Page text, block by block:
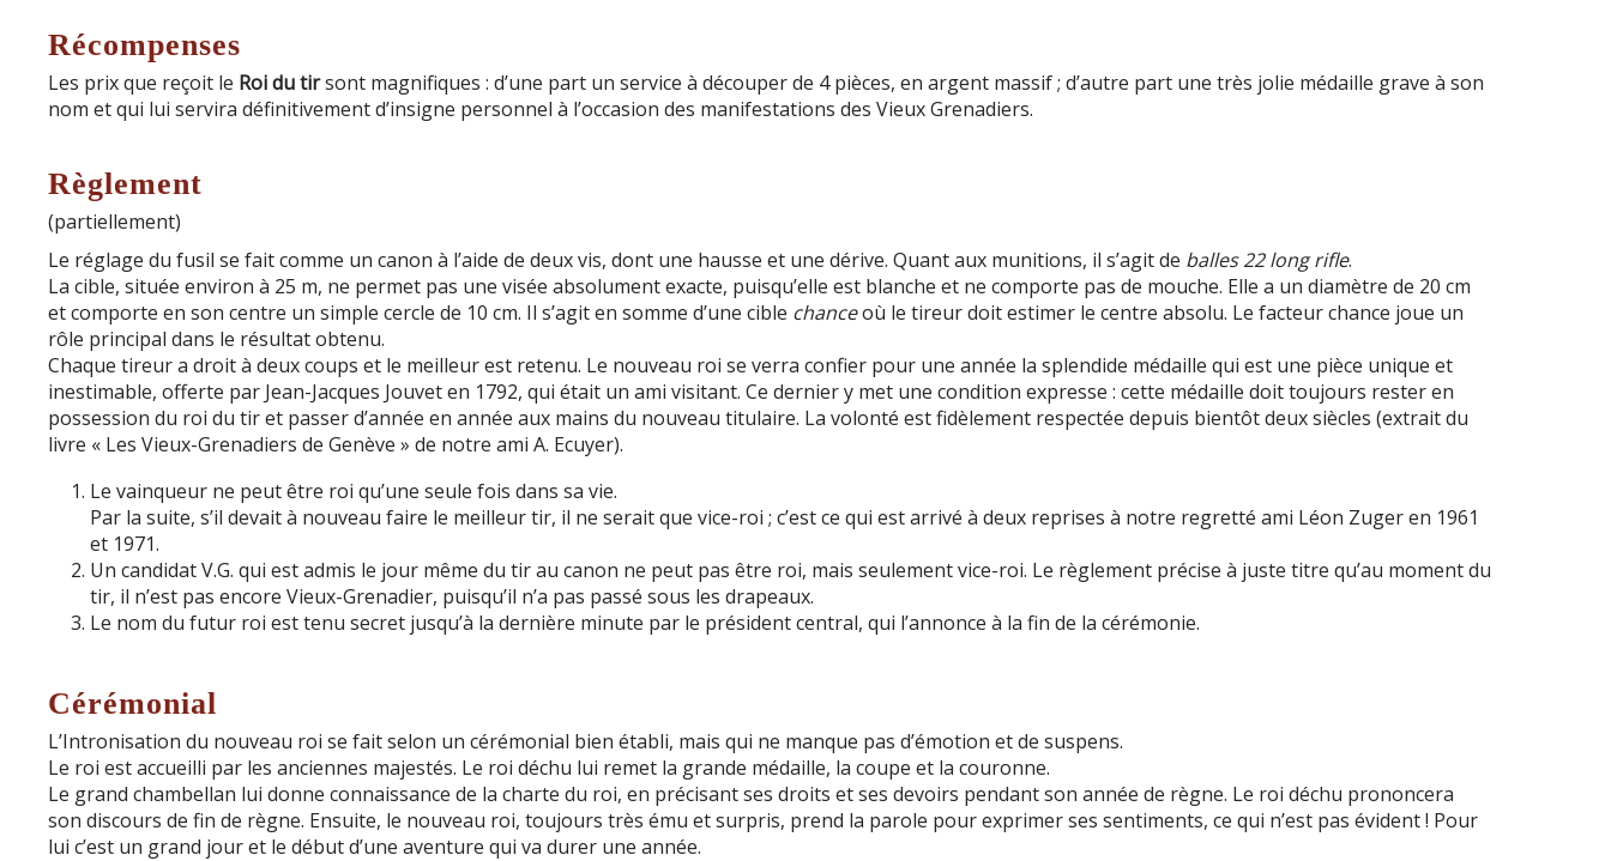
Récompenses
Les prix que reçoit le Roi du tirsont magnifiques : d’une part un service à découper de 4 pièces, en argent massif ; d’autre part une très jolie médaille grave à son
nom et qui lui servira définitivement d’insigne personnel à l’occasion des manifestations des Vieux Grenadiers.
Règlement
(partiellement)
Le réglage du fusil se fait comme un canon à l’aide de deux vis, dont une hausse et une dérive. Quant aux munitions, il s’agit de balles 22 long rifle.
La cible, située environ à 25 m, ne permet pas une visée absolument exacte, puisqu’elle est blanche et ne comporte pas de mouche. Elle a un diamètre de 20 cm
et comporte en son centre un simple cercle de 10 cm. Il s’agit en somme d’une cible chanceoù le tireur doit estimer le centre absolu. Le facteur chance joue un
rôle principal dans le résultat obtenu.
Chaque tireur a droit à deux coups et le meilleur est retenu. Le nouveau roi se verra confier pour une année la splendide médaille qui est une pièce unique et
inestimable, offerte par Jean-Jacques Jouvet en 1792, qui était un ami visitant. Ce dernier y met une condition expresse : cette médaille doit toujours rester en
possession du roi du tir et passer d’année en année aux mains du nouveau titulaire. La volonté est fidèlement respectée depuis bientôt deux siècles (extrait du
livre « Les Vieux-Grenadiers de Genève » de notre ami A. Ecuyer).
Le vainqueur ne peut être roi qu’une seule fois dans sa vie.
Par la suite, s’il devait à nouveau faire le meilleur tir, il ne serait que vice-roi ; c’est ce qui est arrivé à deux reprises à notre regretté ami Léon Zuger en 1961
et 1971.
Un candidat V.G. qui est admis le jour même du tir au canon ne peut pas être roi, mais seulement vice-roi. Le règlement précise à juste titre qu’au moment du
tir, il n’est pas encore Vieux-Grenadier, puisqu’il n’a pas passé sous les drapeaux.
Le nom du futur roi est tenu secret jusqu’à la dernière minute par le président central, qui l’annonce à la fin de la cérémonie.
Cérémonial
L’Intronisation du nouveau roi se fait selon un cérémonial bien établi, mais qui ne manque pas d’émotion et de suspens.
Le roi est accueilli par les anciennes majestés. Le roi déchu lui remet la grande médaille, la coupe et la couronne.
Le grand chambellan lui donne connaissance de la charte du roi, en précisant ses droits et ses devoirs pendant son année de règne. Le roi déchu prononcera
son discours de fin de règne. Ensuite, le nouveau roi, toujours très ému et surpris, prend la parole pour exprimer ses sentiments, ce qui n’est pas évident ! Pour
lui c’est un grand jour et le début d’une aventure qui va durer une année.